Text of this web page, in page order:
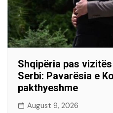
Shqipëria pas
Serbi: Pavarësia e
pakthyeshme
August 9, 2026